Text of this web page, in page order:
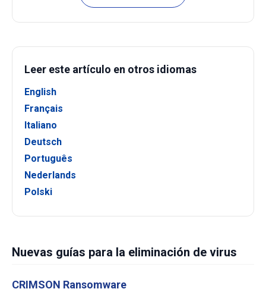
Leer este artículo en otros idiomas
English
Français
Italiano
Deutsch
Português
Nederlands
Polski
Nuevas guías para la eliminación de virus
CRIMSON Ransomware